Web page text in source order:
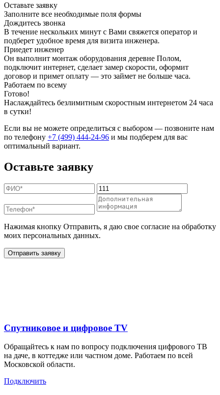
Оставьте заявку
Заполните все необходимые поля формы
Дождитесь звонка
В течение нескольких минут с Вами свяжется оператор и
подберет удобное время для визита инженера.
Приедет инженер
Он выполнит монтаж оборудования деревне Полом,
подключит интернет, сделает замер скорости, оформит
договор и примет оплату — это займет не больше часа.
Работаем по всему
Готово!
Наслаждайтесь безлимитным скоростным интернетом 24 часа
в сутки!
Если вы не можете определиться с выбором — позвоните нам
по телефону +7 (499) 444-24-96 и мы подберем для вас
оптимальный вариант.
Оставьте заявку
Нажимая кнопку Отправить, я даю свое согласие на обработку
моих персональных данных.
Отправить заявку
Спутниковое и цифровое TV
Обращайтесь к нам по вопросу подключения цифрового ТВ
на даче, в коттедже или частном доме. Работаем по всей
Московской области.
Подключить